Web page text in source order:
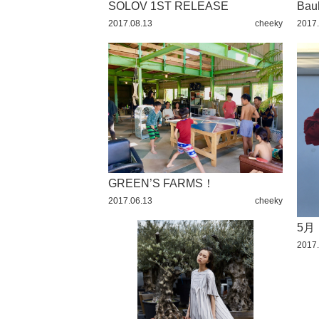
2016 / 5
2016 / 4
2016 / 3
2016 / 2
2016 / 1
2015 / 12
2015 / 11
2015 / 9
2015 / 8
2015 / 7
2015 / 6
2015 / 5
SOLOV 1ST RELEASE
2017.08.13 cheeky
GREEN’S FARMS！
2017.06.13 cheeky
5月